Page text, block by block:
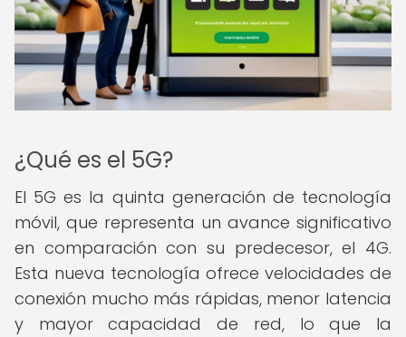
¿Qué es el 5G?
El 5G es la quinta generación de tecnología
móvil, que representa un avance significativo
en comparación con su predecesor, el 4G.
Esta nueva tecnología ofrece velocidades de
conexión mucho más rápidas, menor latencia
y mayor capacidad de red, lo que la